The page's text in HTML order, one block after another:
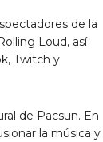
de la
Loud, así
Twitch y
de Pacsun. En
la música y